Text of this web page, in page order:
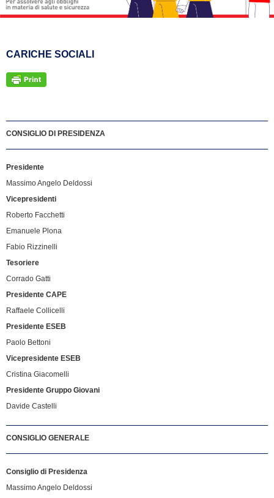
CARICHE SOCIALI
CONSIGLIO DI PRESIDENZA
Presidente
Massimo Angelo Deldossi
Vicepresidenti
Roberto Facchetti
Emanuele Plona
Fabio Rizzinelli
Tesoriere
Corrado Gatti
Presidente CAPE
Raffaele Collicelli
Presidente ESEB
Paolo Bettoni
Vicepresidente ESEB
Cristina Giacomelli
Presidente Gruppo Giovani
Davide Castelli
CONSIGLIO GENERALE
Consiglio di Presidenza
Massimo Angelo Deldossi